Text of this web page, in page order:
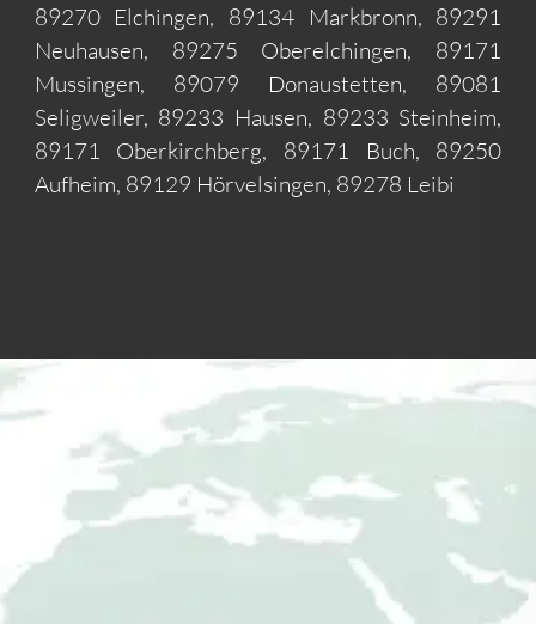
89270 Elchingen, 89134 Markbronn, 89291
Neuhausen, 89275 Oberelchingen, 89171
Mussingen, 89079 Donaustetten, 89081
Seligweiler, 89233 Hausen, 89233 Steinheim,
89171 Oberkirchberg, 89171 Buch, 89250
Aufheim, 89129 Hörvelsingen, 89278 Leibi